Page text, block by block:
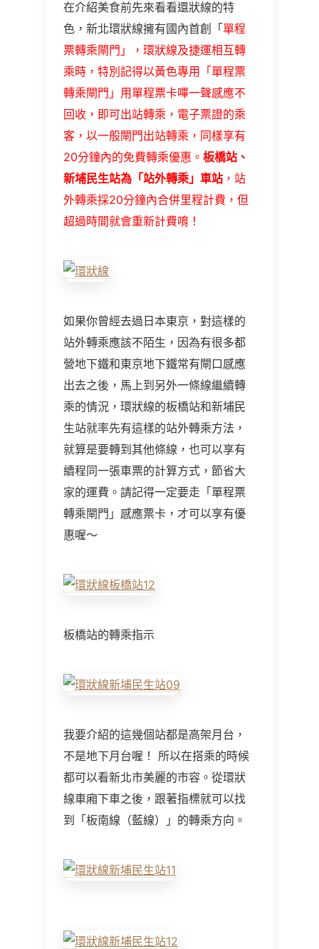
在介紹美食前先來看看還狀線的特
色，新北環狀線擁有國內首創「 單程
票轉乘閘門」，環狀線及捷運相互轉
乘時，特別記得以黃色專用「單程票
轉乘閘門」用單程票卡嗶一聲感應不
回收，即可出站轉乘，電子票證的乘
客，以一般閘門出站轉乘，同樣享有
20分鐘內的免費轉乘優惠。 板橋站、
新埔民生站為「站外轉乘」車站 ，站
外轉乘採20分鐘內合併里程計費，但
超過時間就會重新計費唷！
如果你曾經去過日本東京，對這樣的
站外轉乘應該不陌生，因為有很多都
營地下鐵和東京地下鐵常有閘口感應
出去之後，馬上到另外一條線繼續轉
乘的情況，環狀線的板橋站和新埔民
生站就率先有這樣的站外轉乘方法，
就算是要轉到其他條線，也可以享有
續程同一張車票的計算方式，節省大
家的運費。請記得一定要走「單程票
轉乘閘門」感應票卡，才可以享有優
惠喔～
板橋站的轉乘指示
我要介紹的這幾個站都是高架月台，
不是地下月台喔！ 所以在搭乘的時候
都可以看新北市美麗的市容。從環狀
線車廂下車之後，跟著指標就可以找
到「板南線（藍線）」的轉乘方向。